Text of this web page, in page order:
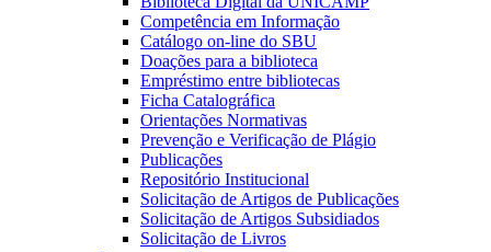
Competência em Informação
Catálogo on-line do SBU
Doações para a biblioteca
Empréstimo entre bibliotecas
Ficha Catalográfica
Orientações Normativas
Prevenção e Verificação de Plágio
Publicações
Repositório Institucional
Solicitação de Artigos de Publicações
Solicitação de Artigos Subsidiados
Solicitação de Livros